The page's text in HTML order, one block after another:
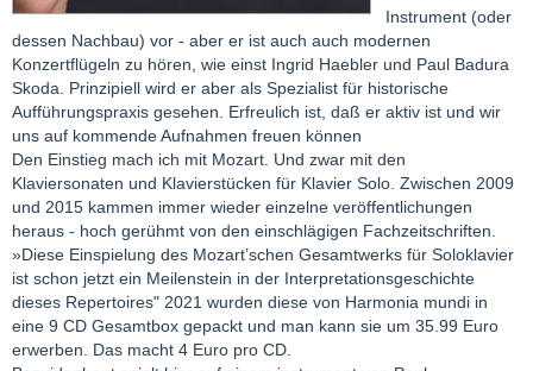
Instrument (oder
dessen Nachbau) vor - aber er ist auch auch modernen
Konzertflügeln zu hören, wie einst Ingrid Haebler und Paul Badura
Skoda. Prinzipiell wird er aber als Spezialist für historische
Aufführungspraxis gesehen. Erfreulich ist, daß er aktiv ist und wir
uns auf kommende Aufnahmen freuen können
Den Einstieg mach ich mit Mozart. Und zwar mit den
Klaviersonaten und Klavierstücken für Klavier Solo. Zwischen 2009
und 2015 kammen immer wieder einzelne veröffentlichungen
heraus - hoch gerühmt von den einschlägigen Fachzeitschriften.
»Diese Einspielung des Mozart’schen Gesamtwerks für Soloklavier
ist schon jetzt ein Meilenstein in der Interpretationsgeschichte
dieses Repertoires" 2021 wurden diese von Harmonia mundi in
eine 9 CD Gesamtbox gepackt und man kann sie um 35.99 Euro
erwerben. Das macht 4 Euro pro CD.